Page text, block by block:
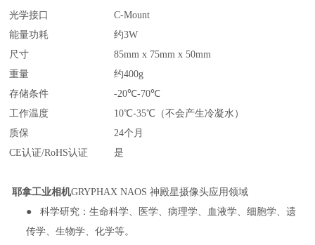
光学接口
C-Mount
能量功耗
约3W
尺寸
85mm x 75mm x 50mm
重量
约400g
存储条件
-20℃-70℃
工作温度
10℃-35℃（不会产生冷凝水）
质保
24个月
CE认证/RoHS认证
是
耶拿工业相机GRYPHAX NAOS 神殿星摄像头应用领域
● 科学研究：生命科学、医学、病理学、血液学、细胞学、遗
传学、生物学、化学等。